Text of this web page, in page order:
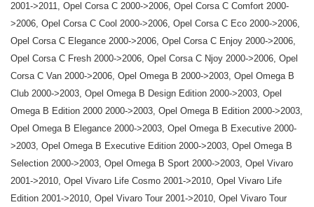
2001->2011, Opel Corsa C 2000->2006, Opel Corsa C Comfort 2000-
>2006, Opel Corsa C Cool 2000->2006, Opel Corsa C Eco 2000->2006,
Opel Corsa C Elegance 2000->2006, Opel Corsa C Enjoy 2000->2006,
Opel Corsa C Fresh 2000->2006, Opel Corsa C Njoy 2000->2006, Opel
Corsa C Van 2000->2006, Opel Omega B 2000->2003, Opel Omega B
Club 2000->2003, Opel Omega B Design Edition 2000->2003, Opel
Omega B Edition 2000 2000->2003, Opel Omega B Edition 2000->2003,
Opel Omega B Elegance 2000->2003, Opel Omega B Executive 2000-
>2003, Opel Omega B Executive Edition 2000->2003, Opel Omega B
Selection 2000->2003, Opel Omega B Sport 2000->2003, Opel Vivaro
2001->2010, Opel Vivaro Life Cosmo 2001->2010, Opel Vivaro Life
Edition 2001->2010, Opel Vivaro Tour 2001->2010, Opel Vivaro Tour